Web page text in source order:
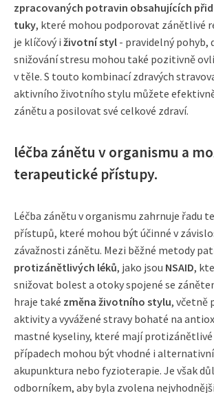
zpracovaných potravin obsahujících
tuky, které mohou podporovat zánětlivé
je klíčový i životní styl - pravidelný pohyb,
snižování stresu mohou také pozitivně
v těle. S touto kombinací zdravých
aktivního životního stylu můžete
zánětu a posilovat své celkové zdraví.
léčba zánětu v organismu a
terapeutické přístupy.
Léčba zánětu v organismu zahrnuje řadu
přístupů, které mohou být účinné v
závažnosti zánětu. Mezi běžné metody
protizánětlivých léků, jako jsou NSAID,
snižovat bolest a otoky spojené se
hraje také změna životního stylu, včetně
aktivity a vyvážené stravy bohaté na
mastné kyseliny, které mají protizánětlivé
případech mohou být vhodné i
akupunktura nebo fyzioterapie. Je však
odborníkem, aby byla zvolena